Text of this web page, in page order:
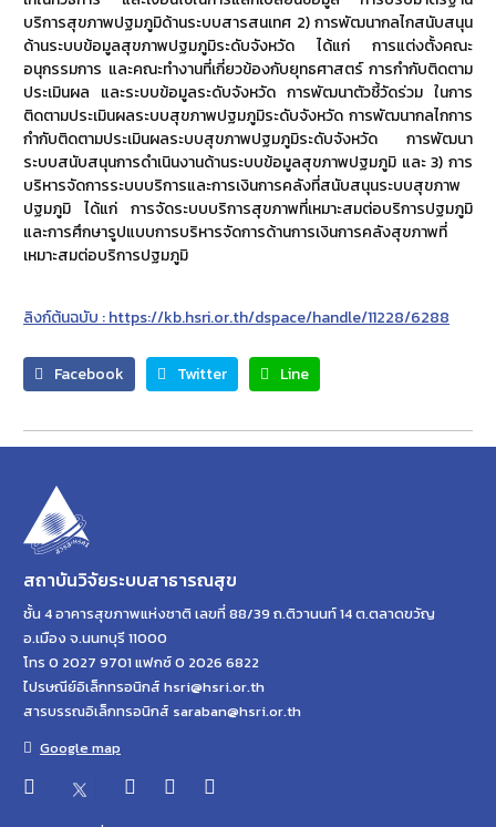
บริการสุขภาพปฐมภูมิด้านระบบสารสนเทศ 2) การพัฒนากลไกสนับสนุน
ด้านระบบข้อมูลสุขภาพปฐมภูมิระดับจังหวัด ได้แก่ การแต่งตั้งคณะ
อนุกรรมการ และคณะทำงานที่เกี่ยวข้องกับยุทธศาสตร์ การกำกับติดตาม
ประเมินผล และระบบข้อมูลระดับจังหวัด การพัฒนาตัวชี้วัดร่วม ในการ
ติดตามประเมินผลระบบสุขภาพปฐมภูมิระดับจังหวัด การพัฒนากลไกการ
กำกับติดตามประเมินผลระบบสุขภาพปฐมภูมิระดับจังหวัด การพัฒนา
ระบบสนับสนุนการดำเนินงานด้านระบบข้อมูลสุขภาพปฐมภูมิ และ 3) การ
บริหารจัดการระบบบริการและการเงินการคลังที่สนับสนุนระบบสุขภาพ
ปฐมภูมิ ได้แก่ การจัดระบบบริการสุขภาพที่เหมาะสมต่อบริการปฐมภูมิ
และการศึกษารูปแบบการบริหารจัดการด้านการเงินการคลังสุขภาพที่
เหมาะสมต่อบริการปฐมภูมิ
ลิงก์ต้นฉบับ : https://kb.hsri.or.th/dspace/handle/11228/6288
Facebook Twitter Line
สถาบันวิจัยระบบสาธารณสุข
ชั้น 4 อาคารสุขภาพแห่งชาติ เลขที่ 88/39 ถ.ติวานนท์ 14 ต.ตลาดขวัญ
อ.เมือง จ.นนทบุรี 11000
โทร 0 2027 9701 แฟกซ์ 0 2026 6822
ไปรษณีย์อิเล็กทรอนิกส์ hsri@hsri.or.th
สารบรรณอิเล็กทรอนิกส์ saraban@hsri.or.th
Google map